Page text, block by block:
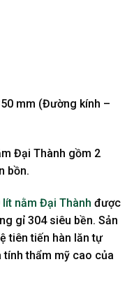
mm (Đường kính –
Đại Thành gồm 2
bồn.
nằm Đại Thành được
gỉ 304 siêu bền. Sản
tiên tiến hàn lăn tự
thẩm mỹ cao của